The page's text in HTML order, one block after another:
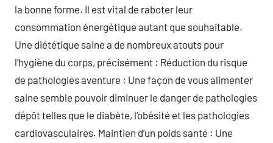
la bonne forme. Il est vital de raboter leur
consommation énergétique autant que souhaitable.
Une diététique saine a de nombreux atouts pour
l’hygiène du corps, précisément : Réduction du risque
de pathologies aventure : Une façon de vous alimenter
saine semble pouvoir diminuer le danger de pathologies
dépôt telles que le diabète, l’obésité et les pathologies
cardiovasculaires. Maintien d’un poids santé : Une